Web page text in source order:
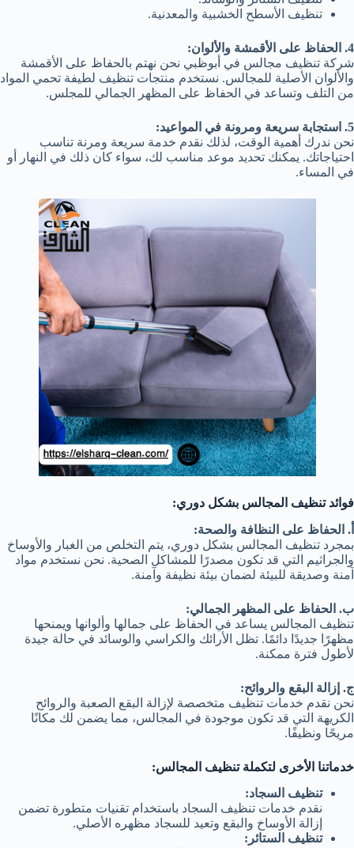
تنظيف الأسطح الخشبية والمعدنية.
4. الحفاظ على الأقمشة والألوان:
شركة تنظيف مجالس في أبوظبي نحن نهتم بالحفاظ على الأقمشة
والألوان الأصلية للمجالس. نستخدم منتجات تنظيف لطيفة تحمي المواد
من التلف وتساعد في الحفاظ على المظهر الجمالي للمجلس.
5. استجابة سريعة ومرونة في المواعيد:
نحن ندرك أهمية الوقت، لذلك نقدم خدمة سريعة ومرنة تناسب
احتياجاتك. يمكنك تحديد موعد مناسب لك، سواء كان ذلك في النهار أو
في المساء.
فوائد تنظيف المجالس بشكل دوري:
أ. الحفاظ على النظافة والصحة:
بمجرد تنظيف المجالس بشكل دوري، يتم التخلص من الغبار والأوساخ
والجراثيم التي قد تكون مصدرًا للمشاكل الصحية. نحن نستخدم مواد
آمنة وصديقة للبيئة لضمان بيئة نظيفة وآمنة.
ب. الحفاظ على المظهر الجمالي:
تنظيف المجالس يساعد في الحفاظ على جمالها وألوانها ويمنحها
مظهرًا جديدًا دائمًا. تظل الأرائك والكراسي والوسائد في حالة جيدة
لأطول فترة ممكنة.
ج. إزالة البقع والروائح:
نحن نقدم خدمات تنظيف متخصصة لإزالة البقع الصعبة والروائح
الكريهة التي قد تكون موجودة في المجالس، مما يضمن لك مكانًا
مريحًا ونظيفًا.
خدماتنا الأخرى لتكملة تنظيف المجالس:
تنظيف السجاد:
نقدم خدمات تنظيف السجاد باستخدام تقنيات متطورة تضمن
إزالة الأوساخ والبقع وتعيد للسجاد مظهره الأصلي.
تنظيف الستائر: